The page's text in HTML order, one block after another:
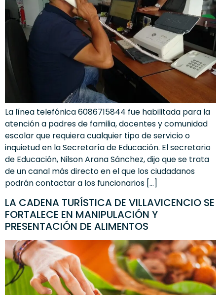
La línea telefónica 6086715844 fue habilitada para la
atención a padres de familia, docentes y comunidad
escolar que requiera cualquier tipo de servicio o
inquietud en la Secretaría de Educación. El secretario
de Educación, Nilson Arana Sánchez, dijo que se trata
de un canal más directo en el que los ciudadanos
podrán contactar a los funcionarios […]
LA CADENA TURÍSTICA DE VILLAVICENCIO SE
FORTALECE EN MANIPULACIÓN Y
PRESENTACIÓN DE ALIMENTOS